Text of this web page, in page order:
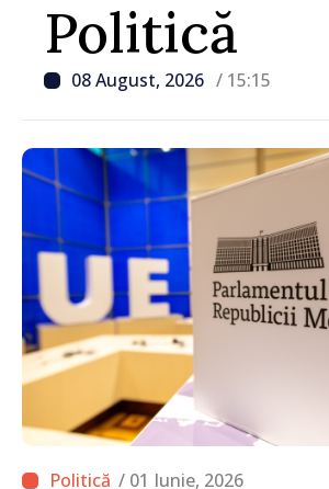
Politică
08 August, 2026 / 15:15
/ 01 Iunie, 2026